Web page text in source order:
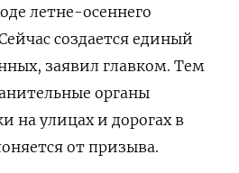
летне-осеннего
создается единый
заявил главком. Тем
органы
на улицах и дорогах в
от призыва.